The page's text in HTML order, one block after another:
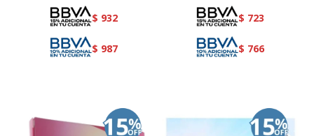
$ 932
$ 987
$ 723
$ 766